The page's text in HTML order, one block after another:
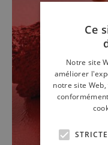
Ce
Notre site
améliorer
notre site